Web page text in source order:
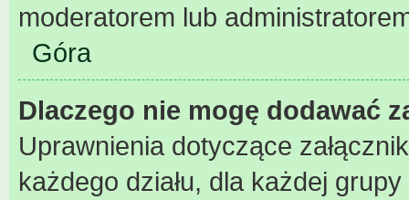
moderatorem lub
Góra
Dlaczego nie mogę dodawać
Uprawnienia dotyczące
każdego działu, dla każdej